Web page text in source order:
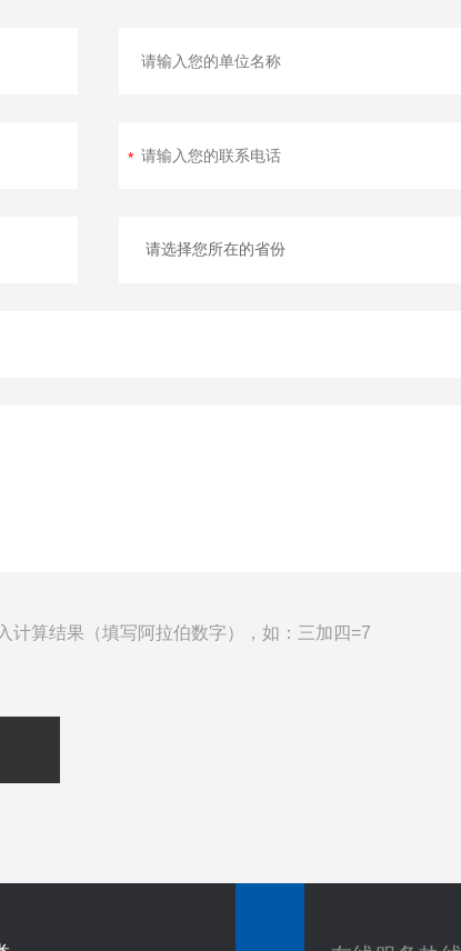
计算结果（填写阿拉伯数字），如：三加四=7